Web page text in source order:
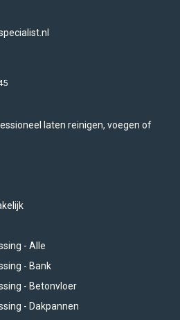
laten reinigen, voegen of
- Alle
- Bank
- Betonvloer
- Dakpannen